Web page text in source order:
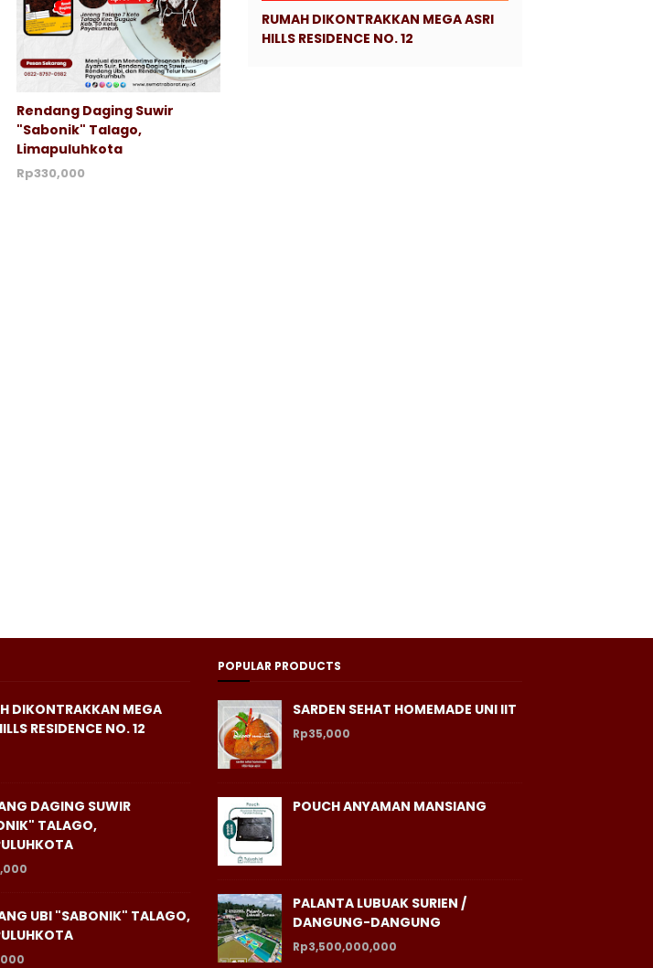
Rendang Daging Suwir
"Sabonik" Talago,
Limapuluhkota
Rp330,000
RUMAH DIKONTRAKKAN MEGA ASRI
HILLS RESIDENCE NO. 12
DIKONTRAKKAN MEGA
RESIDENCE NO. 12
DAGING SUWIR
TALAGO,
UBI "SABONIK" TALAGO,
POPULAR PRODUCTS
SARDEN SEHAT HOMEMADE UNI IIT
Rp35,000
POUCH ANYAMAN MANSIANG
PALANTA LUBUAK SURIEN /
DANGUNG-DANGUNG
Rp3,500,000,000